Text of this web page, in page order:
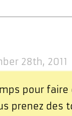
28th, 2011
pour
prenez des